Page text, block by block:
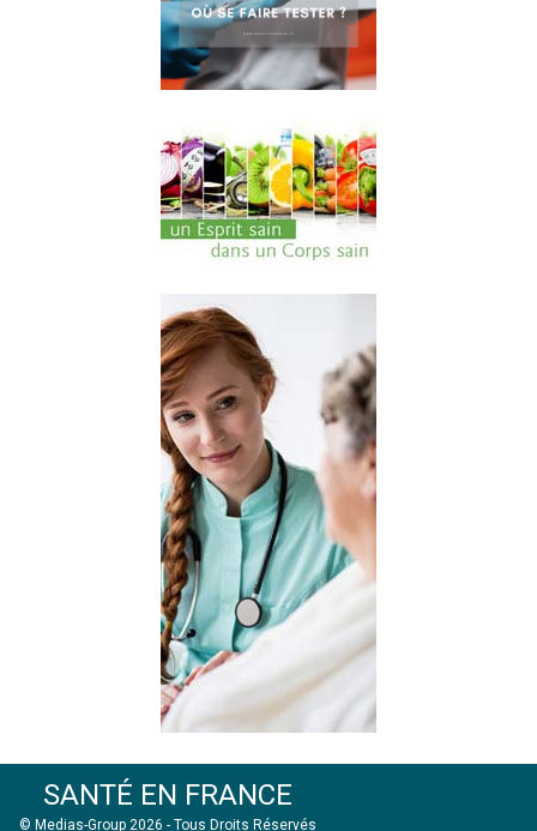
SANTÉ EN FRANCE
© Medias-Group 2026 - Tous Droits Réservés